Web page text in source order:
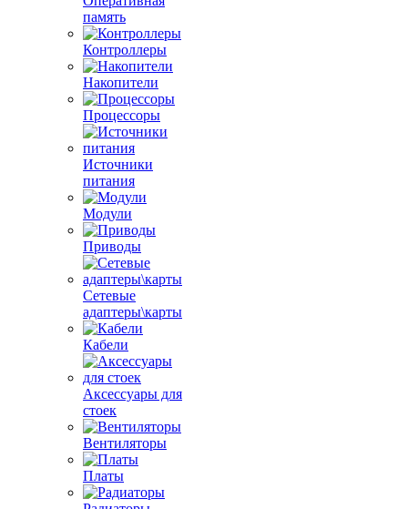
память
Контроллеры
Накопители
Процессоры
Источники
питания
Модули
Приводы
Сетевые
адаптеры\карты
Кабели
Аксессуары для
стоек
Вентиляторы
Платы